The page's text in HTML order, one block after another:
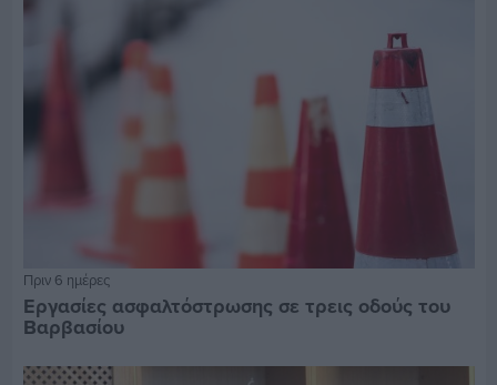
Πριν 6 ημέρες
Εργασίες ασφαλτόστρωσης σε τρεις οδούς του
Βαρβασίου